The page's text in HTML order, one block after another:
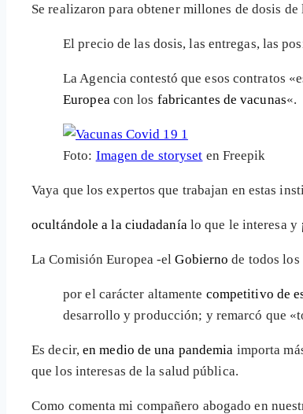
Se realizaron para obtener millones de dosis
El precio de las dosis, las entregas, las
La Agencia contestó que esos contratos
Europea con los fabricantes de vacunas«.
Foto: Imagen de storyset en Freepik
Vaya que los expertos que trabajan en estas
ocultándole a la ciudadanía lo que le interesa y
La Comisión Europea -elGobierno de todos
por el carácter altamente competitivo de
desarrollo y producción; y remarcó que
Es decir,en medio de una pandemia importa
que los interesas de la salud pública.
Como comenta mi compañero abogado en